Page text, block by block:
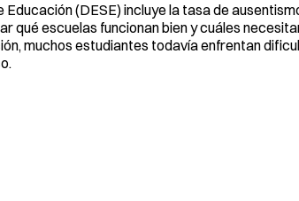
(DESE) incluye la tasa de
qué escuelas funcionan bien y cuáles
muchos estudiantes todavía enfrentan